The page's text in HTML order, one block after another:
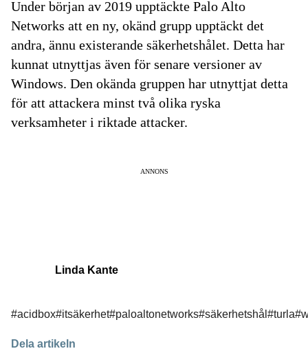
Under början av 2019 upptäckte Palo Alto
Networks att en ny, okänd grupp upptäckt det
andra, ännu existerande säkerhetshålet. Detta har
kunnat utnyttjas även för senare versioner av
Windows. Den okända gruppen har utnyttjat detta
för att attackera minst två olika ryska
verksamheter i riktade attacker.
ANNONS
Linda Kante
#acidbox#itsäkerhet#paloaltonetworks#säkerhetshål #turla
Dela artikeln